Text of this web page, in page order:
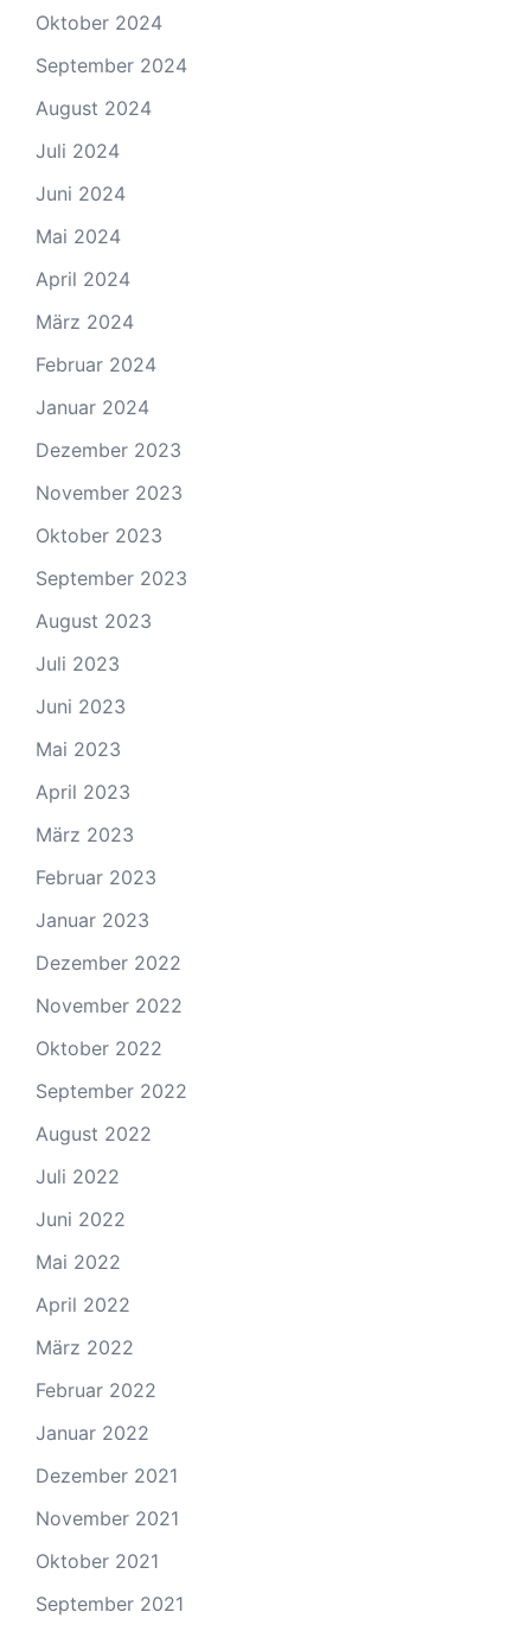
Oktober 2024
September 2024
August 2024
Juli 2024
Juni 2024
Mai 2024
April 2024
März 2024
Februar 2024
Januar 2024
Dezember 2023
November 2023
Oktober 2023
September 2023
August 2023
Juli 2023
Juni 2023
Mai 2023
April 2023
März 2023
Februar 2023
Januar 2023
Dezember 2022
November 2022
Oktober 2022
September 2022
August 2022
Juli 2022
Juni 2022
Mai 2022
April 2022
März 2022
Februar 2022
Januar 2022
Dezember 2021
November 2021
Oktober 2021
September 2021